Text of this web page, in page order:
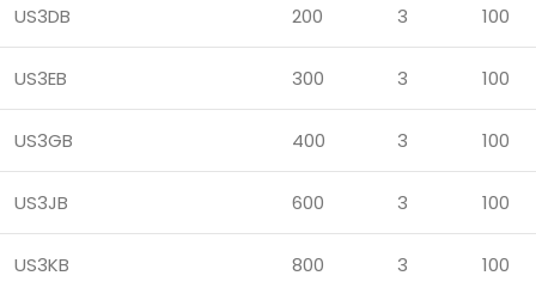
US3DB 200 3 100
US3EB 300 3 100
US3GB 400 3 100
US3JB 600 3 100
US3KB 800 3 100